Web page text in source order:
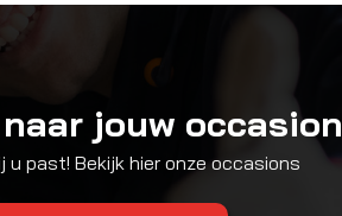
jouw occasion
u past! Bekijk hier onze occasions